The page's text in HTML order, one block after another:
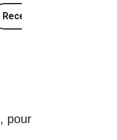
Recettes
pour